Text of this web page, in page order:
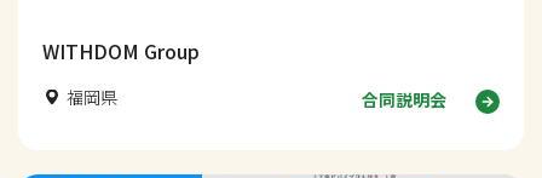
学生に短時間で企業の姿勢や成長性を伝えることが重要で
WITHDOM Group
福岡県 合同説明会